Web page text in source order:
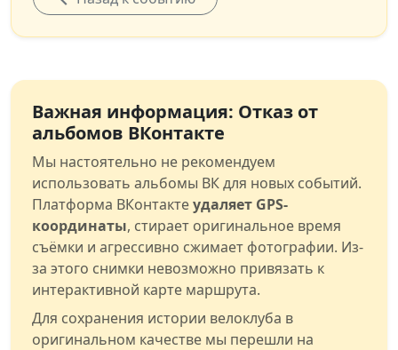
Важная информация: Отказ от
альбомов ВКонтакте
Мы настоятельно не рекомендуем
использовать альбомы ВК для новых событий.
Платформа ВКонтактеудаляет GPS-
координаты, стирает оригинальное время
съёмки и агрессивно сжимает фотографии. Из-
за этого снимки невозможно привязать к
интерактивной карте маршрута.
Для сохранения истории велоклуба в
оригинальном качестве мы перешли на